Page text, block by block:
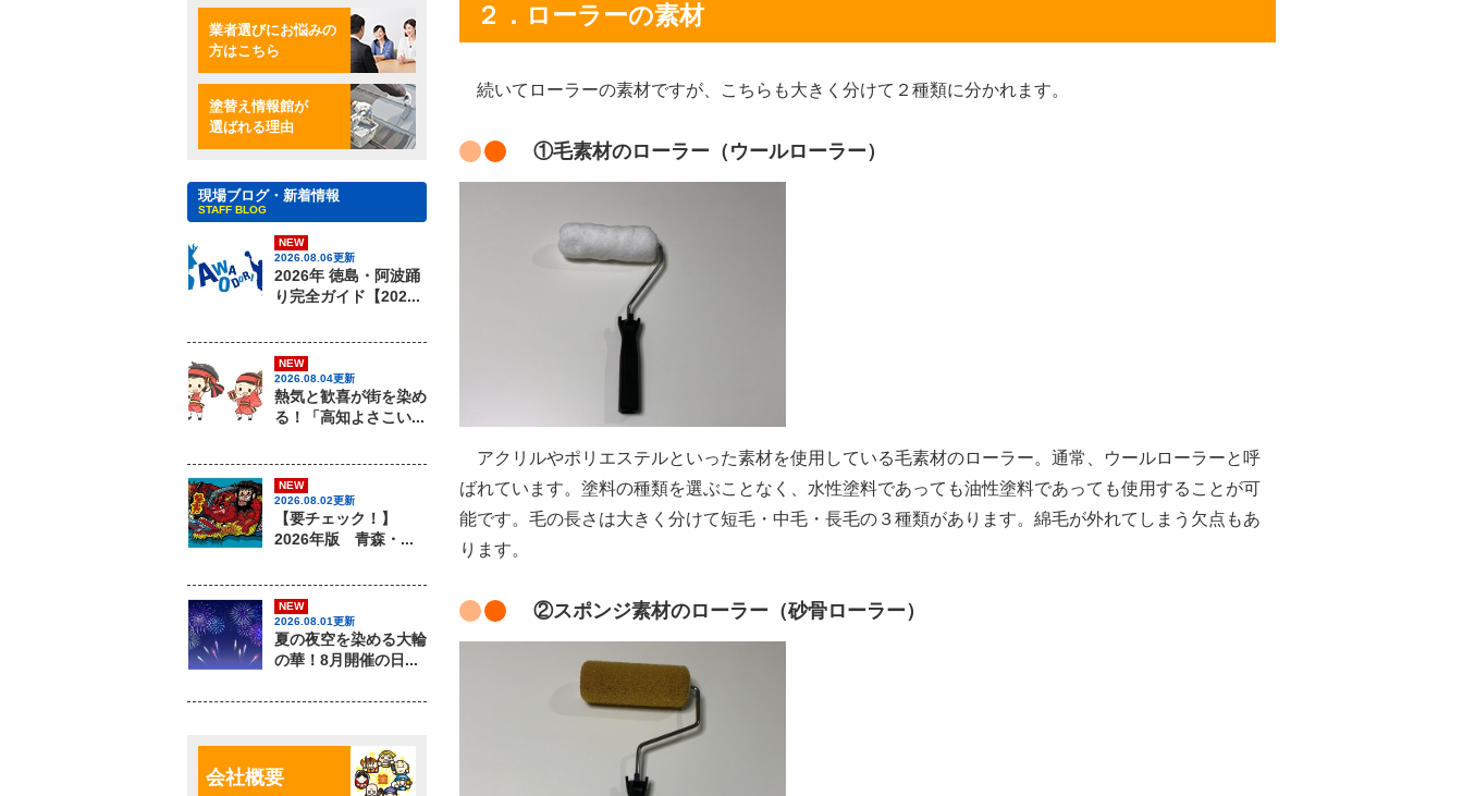
２．ローラーの素材
続いてローラーの素材ですが、こちらも大きく分けて２種類に分かれます。
①毛素材のローラー（ウールローラー）
アクリルやポリエステルといった素材を使用している毛素材のローラー。通常、ウールローラーと呼
ばれています。塗料の種類を選ぶことなく、水性塗料であっても油性塗料であっても使用することが可
能です。毛の長さは大きく分けて短毛・中毛・長毛の３種類があります。綿毛が外れてしまう欠点もあ
ります。
②スポンジ素材のローラー（砂骨ローラー）
業者選びにお悩みの
方はこちら
塗替え情報館が
選ばれる理由
現場ブログ・新着情報
STAFF BLOG
NEW
2026.08.06更新
2026年 徳島・阿波踊
り完全ガイド【202...
NEW
2026.08.04更新
熱気と歓喜が街を染め
る！「高知よさこい...
NEW
2026.08.02更新
【要チェック！】
2026年版 青森・...
NEW
2026.08.01更新
夏の夜空を染める大輪
の華！8月開催の日...
会社概要